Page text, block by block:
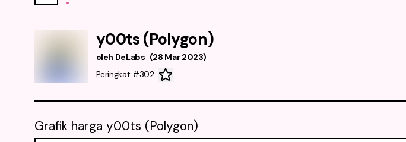
y00ts (Polygon)
oleh DeLabs (28 Mar 2023)
Peringkat #302
Grafik harga y00ts (Polygon)